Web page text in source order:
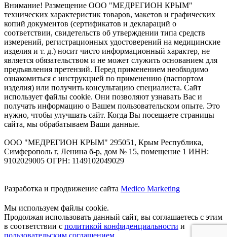
Внимание! Размещение ООО "МЕДРЕГИОН КРЫМ"
технических характеристик товаров, макетов и графических
копий документов (сертификатов и деклараций о
соответствии, свидетельств об утверждении типа средств
измерений, регистрационных удостоверений на медицинские
изделия и т. д.) носит чисто информационный характер, не
является обязательством и не может служить основанием для
предъявления претензий. Перед применением необходимо
ознакомиться с инструкцией по применению (паспортом
изделия) или получить консультацию специалиста. Сайт
использует файлы cookie. Они позволяют узнавать Вас и
получать информацию о Вашем пользовательском опыте. Это
нужно, чтобы улучшать сайт. Когда Вы посещаете страницы
сайта, мы обрабатываем Ваши данные.
ООО "МЕДРЕГИОН КРЫМ" 295051, Крым Республика,
Симферополь г, Ленина б-р, дом № 15, помещение 1 ИНН:
9102029005 ОГРН: 1149102049029
Разработка и продвижение сайта Medico Marketing
Мы используем файлы cookie.
Продолжая использовать данный сайт, вы соглашаетесь с этим
в соответствии с политикой конфиденциальности и
пользовательским соглашением